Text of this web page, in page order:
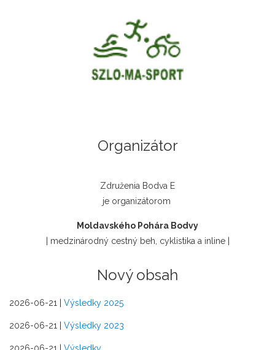
Organizátor
Združenia Bodva E
je organizátorom
Moldavského Pohára Bodvy
| medzinárodný cestný beh, cyklistika a inline |
Nový obsah
2026-06-21 Výsledky 2025
2026-06-21 Výsledky 2023